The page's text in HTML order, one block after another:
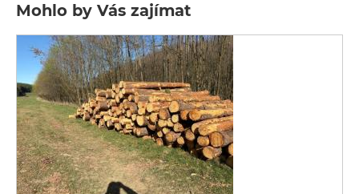
Mohlo by Vás zajímat